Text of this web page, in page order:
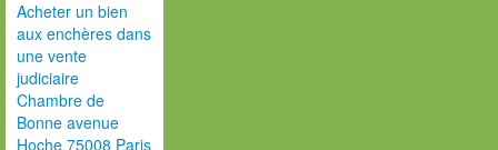
Acheter un bien
aux enchères dans
une vente
judiciaire
Chambre de
Bonne avenue
Hoche 75008 Paris